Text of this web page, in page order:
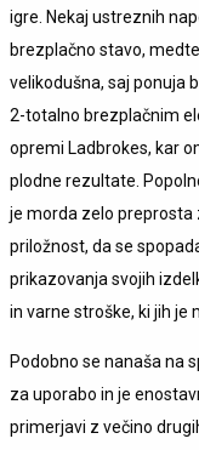
igre. Nekaj ​​ustreznih
brezplačno stavo,
velikodušna, saj ponuja
2-totalno brezplačnim
opremi Ladbrokes, kar
plodne rezultate.
je morda zelo preprosta
priložnost, da se
prikazovanja svojih
in varne stroške, ki jih je
Podobno se nanaša na
za uporabo in je
primerjavi z večino